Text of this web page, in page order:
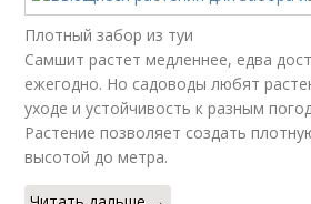
Плотный забор из туи
Самшит растет медленнее, едва
ежегодно. Но садоводы любят
уходе и устойчивость к разным
Растение позволяет создать
высотой до метра.